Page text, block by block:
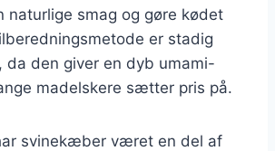
smag og gøre kødet
er stadig
den giver en dyb umami-
madelskere sætter pris på.
svinekæber været en del af